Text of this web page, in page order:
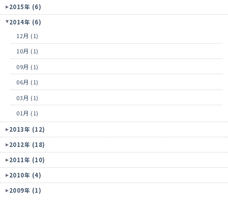
2015年 (6)
2014年 (6)
12月 (1)
10月 (1)
09月 (1)
06月 (1)
03月 (1)
01月 (1)
2013年 (12)
2012年 (18)
2011年 (10)
2010年 (4)
2009年 (1)